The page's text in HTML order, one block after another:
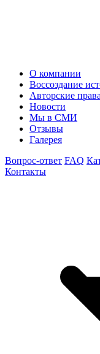
О компании
Воссоздание
Авторские права
Новости
Мы в СМИ
Отзывы
Галерея
Вопрос-ответ FAQ
Контакты